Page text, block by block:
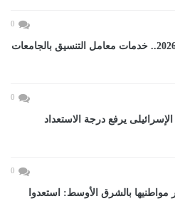
0
تنسيق المرحلة الأولى 2026.. خدمات معامل التنسيق بالجامعات
0
يرفع درجة الاستعداد
0
مواطنيها بالشرق الأوسط: استعدوا